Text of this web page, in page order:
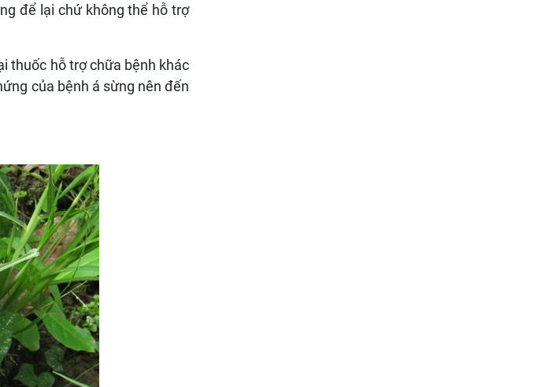
để lại chứ không thể hỗ trợ
thuốc hỗ trợ chữa bệnh khác
của bệnh á sừng nên đến